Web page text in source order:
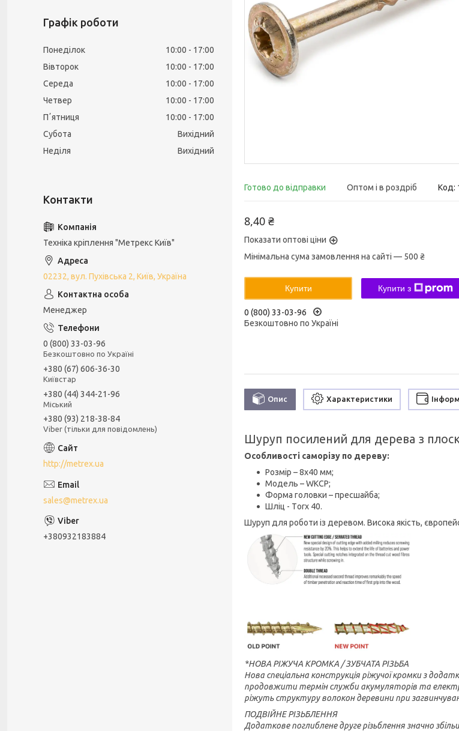
Готово до відправки Оптом і в роздріб Код:
8,40 ₴
Показати оптові ціни
Мінімальна сума замовлення на сайті — 500 ₴
Купити Купити з
0 (800) 33-03-96
Безкоштовно по Україні
Опис Характеристики
Шуруп посилений для дерева з
Особливості саморізу по дереву:
Розмір – 8х40 мм;
Модель – WKCP;
Форма головки – пресшайба;
Шліц - Тorx 40.
Шуруп для роботи із деревом. Висока якість,
*НОВА РІЖУЧА КРОМКА / ЗУБЧАТА РІЗЬБА
Нова спеціальна конструкція ріжучої кромки з
продовжити термін служби акумуляторів та
ріжуть структуру волокон деревини при
ПОДВІЙНЕ РІЗЬБЛЕННЯ
Додаткове поглиблене друге різьблення значно
Графік роботи
Понеділок 10:00
17:00
Вівторок
10:00
17:00
Середа
10:00
17:00
Четвер
10:00
17:00
Пʼятниця
10:00
17:00
Субота
Вихідний
Неділя
Вихідний
Техніка кріплення "Метрекс Київ"
02232, вул. Пухівська 2, Київ, Україна
Менеджер
0 (800) 33-03-96
Безкоштовно по Україні
+380 (67) 606-36-30
Київстар
+380 (44) 344-21-96
Міський
+380 (93) 218-38-84
Viber (тільки для повідомлень)
http://metrex.ua
sales@metrex.ua
+380932183884